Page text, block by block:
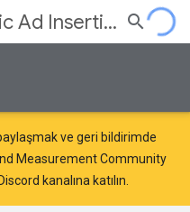
Ad Insertion
ve geri bildirimde
Measurement Community
kanalına katılın.